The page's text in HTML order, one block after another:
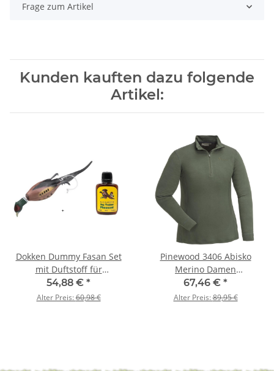
Frage zum Artikel
Kunden kauften dazu folgende
Artikel:
Dokken Dummy Fasan Set
mit Duftstoff für
Hundetraining
54,88 € *
Alter Preis:60,98 €
Pinewood 3406 Abisko
Merino Damen
Langarmshirt D. Moosgrün
(733) XL
67,46 € *
Alter Preis:89,95 €